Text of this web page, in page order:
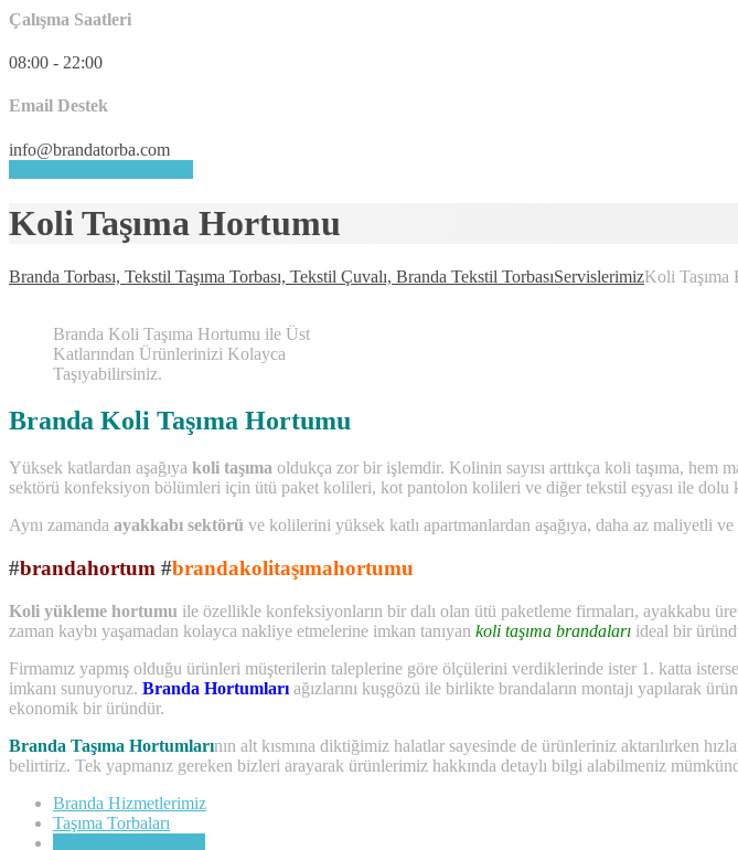
Çalışma Saatleri
08:00 - 22:00
Email Destek
info@brandatorba.com
Koli Taşıma Hortumu
Branda Torbası, Tekstil Taşıma Torbası, Tekstil Çuvalı, Branda Tekstil TorbasıServislerimizKoli Taşıma
Branda Koli Taşıma Hortumu ile Üst
Katlarından Ürünlerinizi Kolayca
Taşıyabilirsiniz.
Branda Koli Taşıma Hortumu
Yüksek katlardan aşağıya koli taşıma oldukça zor bir işlemdir. Kolinin sayısı arttıkça koli taşıma, hem
sektörü konfeksiyon bölümleri için ütü paket kolileri, kot pantolon kolileri ve diğer tekstil eşyası ile dolu
Aynı zamanda ayakkabı sektörü ve kolilerini yüksek katlı apartmanlardan aşağıya, daha az maliyetli
#brandahortum #brandakolitaşımahortumu
Koli yükleme hortumu ile özellikle konfeksiyonların bir dalı olan ütü paketleme firmaları, ayakkabu
zaman kaybı yaşamadan kolayca nakliye etmelerine imkan tanıyan koli taşıma brandaları ideal bir
Firmamız yapmış olduğu ürünleri müşterilerin taleplerine göre ölçülerini verdiklerinde ister 1. katta
imkanı sunuyoruz. Branda Hortumları ağızlarını kuşgözü ile birlikte brandaların montajı yapılarak
ekonomik bir üründür.
Branda Taşıma Hortumlarının alt kısmına diktiğimiz halatlar sayesinde de ürünleriniz aktarılırken
belirtiriz. Tek yapmanız gereken bizleri arayarak ürünlerimiz hakkında detaylı bilgi alabilmeniz
Branda Hizmetlerimiz
Taşıma Torbaları